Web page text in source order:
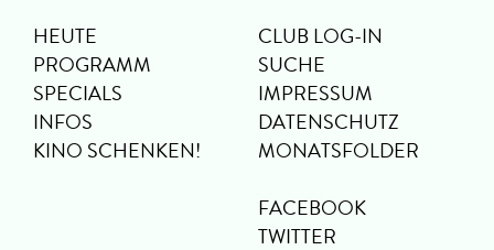
HEUTE
PROGRAMM
SPECIALS
INFOS
KINO SCHENKEN!
CLUB LOG-IN
SUCHE
IMPRESSUM
DATENSCHUTZ
MONATSFOLDER
FACEBOOK
TWITTER